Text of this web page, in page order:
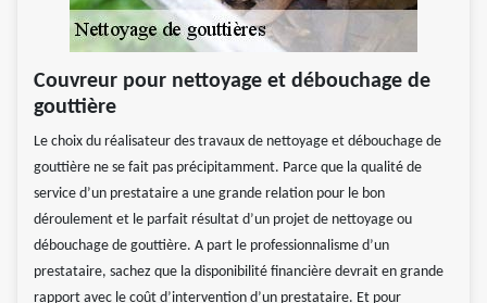
Couvreur pour nettoyage et débouchage de
gouttière
Le choix du réalisateur des travaux de nettoyage et débouchage de
gouttière ne se fait pas précipitamment. Parce que la qualité de
service d’un prestataire a une grande relation pour le bon
déroulement et le parfait résultat d’un projet de nettoyage ou
débouchage de gouttière. A part le professionnalisme d’un
prestataire, sachez que la disponibilité financière devrait en grande
rapport avec le coût d’intervention d’un prestataire. Et pour